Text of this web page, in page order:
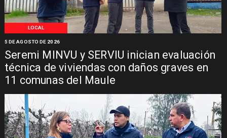
LOCAL
Seremi MINVU y SERVIU inician evaluación
técnica de viviendas con daños graves en
11 comunas del Maule
5 DE AGOSTO DE 2026